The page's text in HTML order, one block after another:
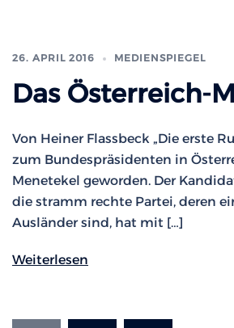
26. APRIL 2016 MEDIENSPIEGEL
Das Österreich-
Von Heiner Flassbeck „Die erste
zum Bundespräsidenten in
Menetekel geworden. Der
die stramm rechte Partei, deren
Ausländer sind, hat mit […]
Weiterlesen